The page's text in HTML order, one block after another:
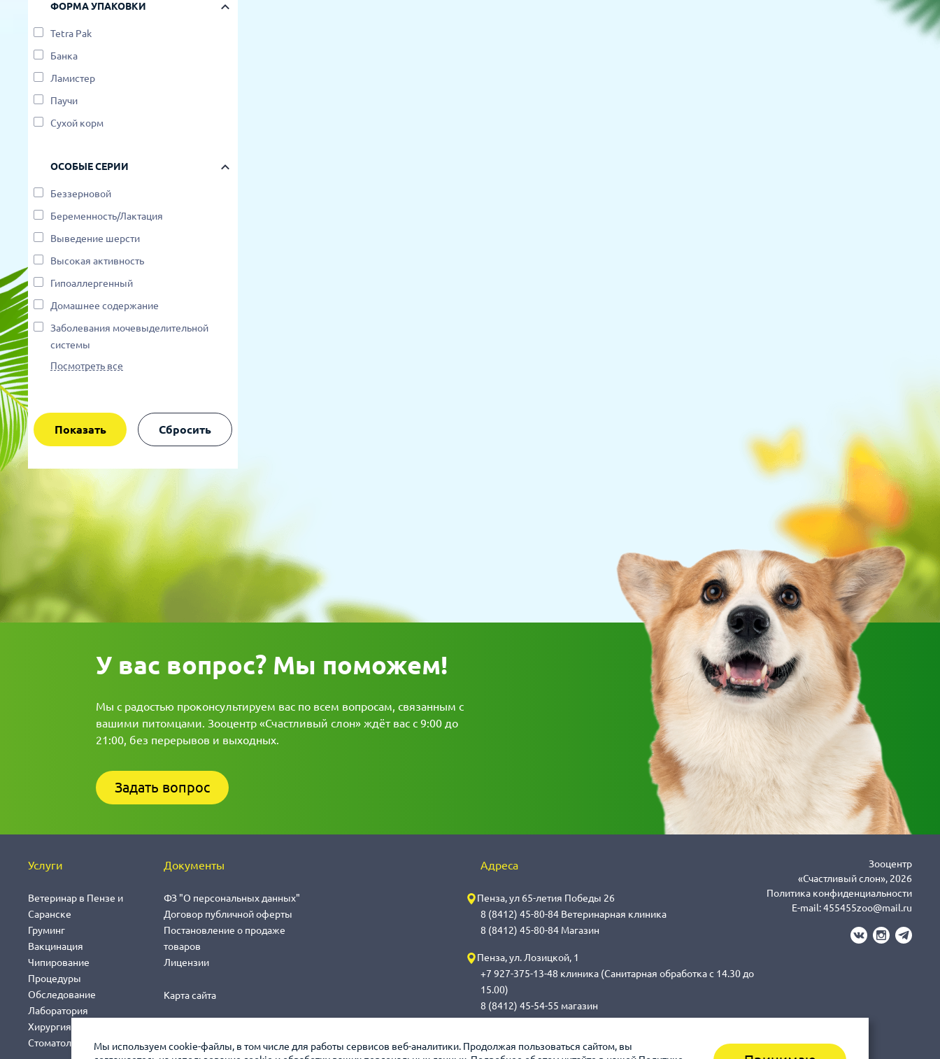
Мы используем cookie-файлы, в том числе для работы сервисов веб-аналитики. Продолжая пользоваться сайтом, вы
ФОРМА УПАКОВКИ
Tetra Pak
Банка
Ламистер
Паучи
Сухой корм
ОСОБЫЕ СЕРИИ
Беззерновой
Беременность/Лактация
Выведение шерсти
Высокая активность
Гипоаллергенный
Домашнее содержание
Заболевания мочевыделительной
системы
Посмотреть все
Показать Сбросить
У вас вопрос? Мы поможем!
Мы с радостью проконсультируем вас по всем вопросам, связанным с
вашими питомцами. Зооцентр «Счастливый слон» ждёт вас с 9:00 до
21:00, без перерывов и выходных.
Задать вопрос
Услуги
Ветеринар в Пензе и
Саранске
Груминг
Вакцинация
Чипирование
Процедуры
Обследование
Лаборатория
Хирургия
Стоматология
Документы
ФЗ "О персональных данных"
Договор публичной оферты
Постановление о продаже
товаров
Лицензии
Карта сайта
Адреса
Пенза, ул 65-летия Победы 26
8 (8412) 45-80-84 Ветеринарная клиника
8 (8412) 45-80-84 Магазин
Пенза, ул. Лозицкой, 1
+7 927-375-13-48 клиника (Санитарная обработка с 14.30 до
15.00)
8 (8412) 45-54-55 магазин
8 (8342) 314-341, сот 8(9648) 53-43-41 клиника (Санитарная
Зооцентр
«Счастливый слон», 2026
Политика конфиденциальности
E-mail:455455zoo@mail.ru